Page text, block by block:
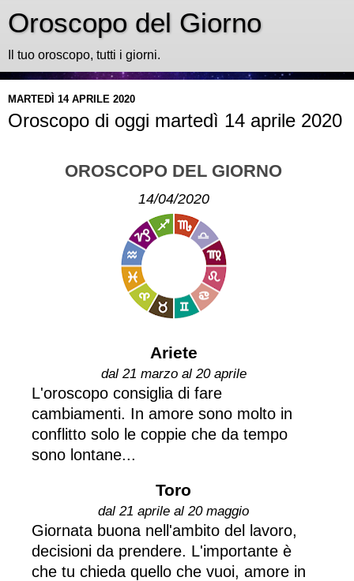
Oroscopo del Giorno
Il tuo oroscopo, tutti i giorni.
MARTEDÌ 14 APRILE 2020
Oroscopo di oggi martedì 14 aprile 2020
OROSCOPO DEL GIORNO
14/04/2020
Ariete
dal 21 marzo al 20 aprile
L'oroscopo consiglia di fare
cambiamenti. In amore sono molto in
conflitto solo le coppie che da tempo
sono lontane...
Toro
dal 21 aprile al 20 maggio
Giornata buona nell'ambito del lavoro,
decisioni da prendere. L'importante è
che tu chieda quello che vuoi, amore in